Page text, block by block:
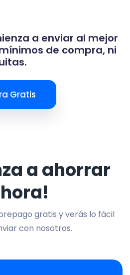
a enviar al mejor
de compra, ni
Gratis
a ahorrar
gratis y verás lo fácil
con nosotros.